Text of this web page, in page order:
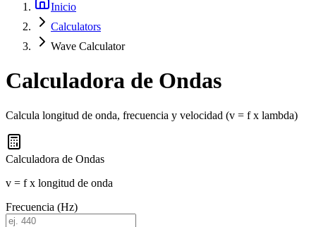
Inicio
Calculators
Wave Calculator
Calculadora de Ondas
Calcula longitud de onda, frecuencia y velocidad (v = f x lambda)
Calculadora de Ondas
v = f x longitud de onda
Frecuencia (Hz)